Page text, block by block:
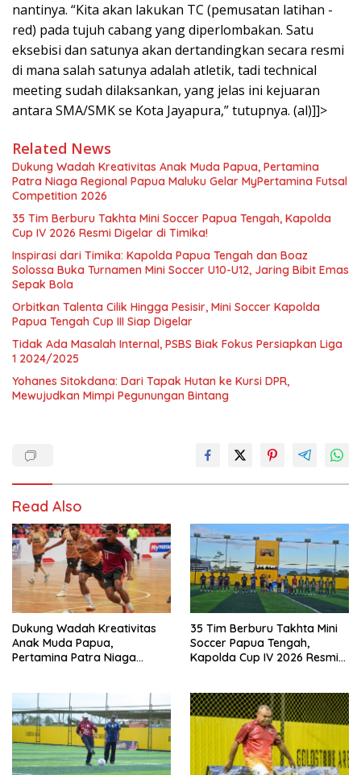
nantinya. “Kita akan lakukan TC (pemusatan latihan -
red) pada tujuh cabang yang diperlombakan. Satu
eksebisi dan satunya akan dertandingkan secara resmi
di mana salah satunya adalah atletik, tadi technical
meeting sudah dilaksankan, yang jelas ini kejuaran
antara SMA/SMK se Kota Jayapura,” tutupnya. (al)]]>
Related News
Dukung Wadah Kreativitas Anak Muda Papua, Pertamina
Patra Niaga Regional Papua Maluku Gelar MyPertamina Futsal
Competition 2026
35 Tim Berburu Takhta Mini Soccer Papua Tengah, Kapolda
Cup IV 2026 Resmi Digelar di Timika!
Inspirasi dari Timika: Kapolda Papua Tengah dan Boaz
Solossa Buka Turnamen Mini Soccer U10-U12, Jaring Bibit Emas
Sepak Bola
Orbitkan Talenta Cilik Hingga Pesisir, Mini Soccer Kapolda
Papua Tengah Cup III Siap Digelar
Tidak Ada Masalah Internal, PSBS Biak Fokus Persiapkan Liga
1 2024/2025
Yohanes Sitokdana: Dari Tapak Hutan ke Kursi DPR,
Mewujudkan Mimpi Pegunungan Bintang
Read Also
Dukung Wadah Kreativitas
Anak Muda Papua,
Pertamina Patra Niaga
Competition 2026
35 Tim Berburu Takhta Mini
Soccer Papua Tengah,
Kapolda Cup IV 2026 Resmi